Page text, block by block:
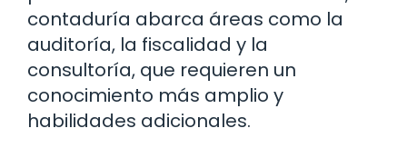
contaduría abarca áreas como la
auditoría, la fiscalidad y la
consultoría, que requieren un
conocimiento más amplio y
habilidades adicionales.